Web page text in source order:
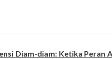
Diam-diam: Ketika Peran